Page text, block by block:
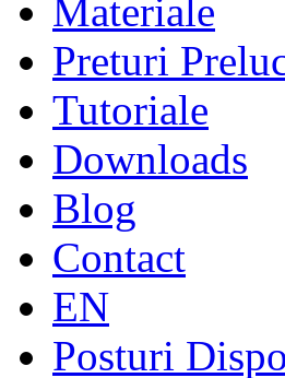
Materiale
Preturi
Tutoriale
Downloads
Blog
Contact
EN
Posturi